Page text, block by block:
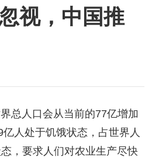
视，中国推
总人口会从当前的77亿增加
人处于饥饿状态，占世界人
，要求人们对农业生产尽快